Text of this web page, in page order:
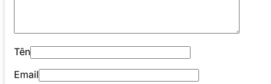
Tên
Email